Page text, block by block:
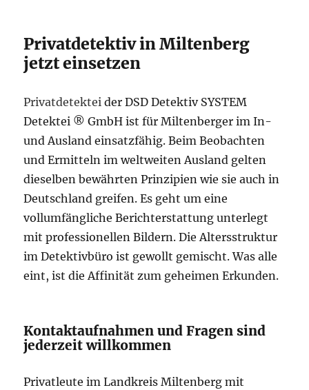
Privatdetektiv in Miltenberg
jetzt einsetzen
Privatdetektei der DSD Detektiv SYSTEM
Detektei ® GmbH ist für Miltenberger im In-
und Ausland einsatzfähig. Beim Beobachten
und Ermitteln im weltweiten Ausland gelten
dieselben bewährten Prinzipien wie sie auch in
Deutschland greifen. Es geht um eine
vollumfängliche Berichterstattung unterlegt
mit professionellen Bildern. Die Altersstruktur
im Detektivbüro ist gewollt gemischt. Was alle
eint, ist die Affinität zum geheimen Erkunden.
Kontaktaufnahmen und Fragen sind
jederzeit willkommen
Privatleute im Landkreis Miltenberg mit